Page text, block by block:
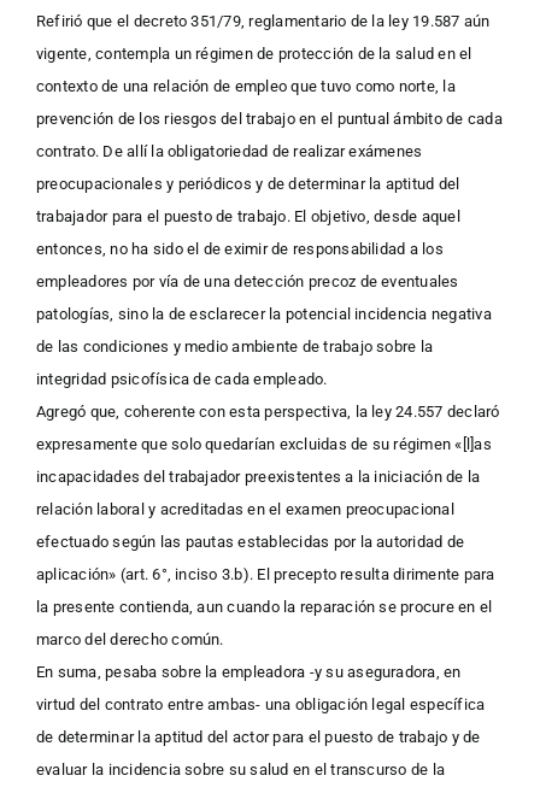
Refirió que el decreto 351/79, reglamentario de la ley 19.587 aún
vigente, contempla un régimen de protección de la salud en el
contexto de una relación de empleo que tuvo como norte, la
prevención de los riesgos del trabajo en el puntual ámbito de cada
contrato. De allí la obligatoriedad de realizar exámenes
preocupacionales y periódicos y de determinar la aptitud del
trabajador para el puesto de trabajo. El objetivo, desde aquel
entonces, no ha sido el de eximir de responsabilidad a los
empleadores por vía de una detección precoz de eventuales
patologías, sino la de esclarecer la potencial incidencia negativa
de las condiciones y medio ambiente de trabajo sobre la
integridad psicofísica de cada empleado.
Agregó que, coherente con esta perspectiva, la ley 24.557 declaró
expresamente que solo quedarían excluidas de su régimen «[l]as
incapacidades del trabajador preexistentes a la iniciación de la
relación laboral y acreditadas en el examen preocupacional
efectuado según las pautas establecidas por la autoridad de
aplicación» (art. 6°, inciso 3.b). El precepto resulta dirimente para
la presente contienda, aun cuando la reparación se procure en el
marco del derecho común.
En suma, pesaba sobre la empleadora -y su aseguradora, en
virtud del contrato entre ambas- una obligación legal específica
de determinar la aptitud del actor para el puesto de trabajo y de
evaluar la incidencia sobre su salud en el transcurso de la